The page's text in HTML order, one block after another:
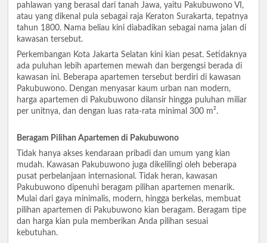
pahlawan yang berasal dari tanah Jawa, yaitu Pakubuwono VI,
atau yang dikenal pula sebagai raja Keraton Surakarta, tepatnya
tahun 1800. Nama beliau kini diabadikan sebagai nama jalan di
kawasan tersebut.
Perkembangan Kota Jakarta Selatan kini kian pesat. Setidaknya
ada puluhan lebih apartemen mewah dan bergengsi berada di
kawasan ini. Beberapa apartemen tersebut berdiri di kawasan
Pakubuwono. Dengan menyasar kaum urban nan modern,
harga apartemen di Pakubuwono dilansir hingga puluhan miliar
per unitnya, dan dengan luas rata-rata minimal 300 m².
Beragam Pilihan Apartemen di Pakubuwono
Tidak hanya akses kendaraan pribadi dan umum yang kian
mudah. Kawasan Pakubuwono juga dikelilingi oleh beberapa
pusat perbelanjaan internasional. Tidak heran, kawasan
Pakubuwono dipenuhi beragam pilihan apartemen menarik.
Mulai dari gaya minimalis, modern, hingga berkelas, membuat
pilihan apartemen di Pakubuwono kian beragam. Beragam tipe
dan harga kian pula memberikan Anda pilihan sesuai
kebutuhan.